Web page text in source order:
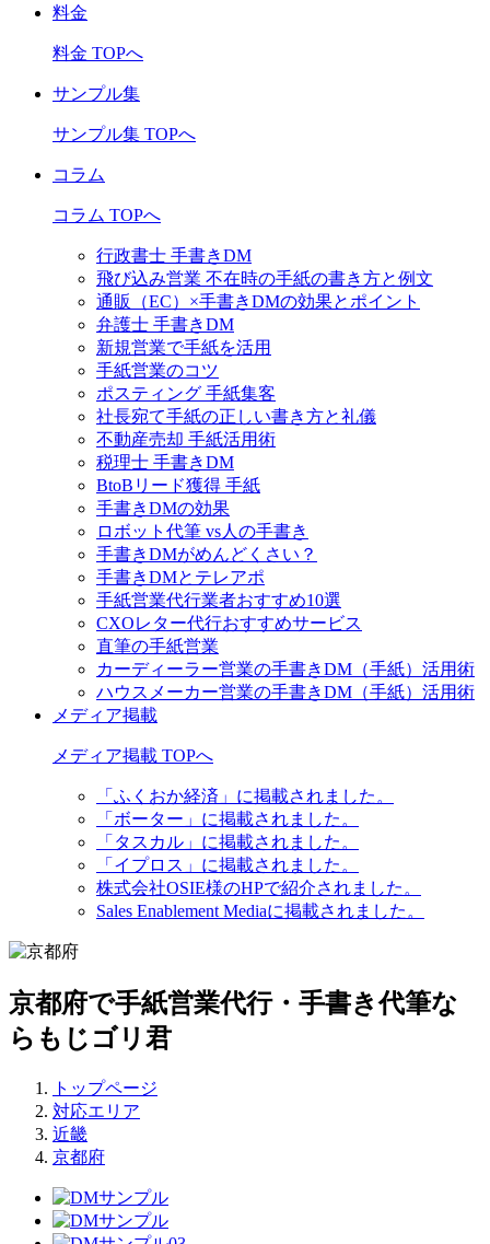
料金
料金 TOPへ
サンプル集
サンプル集 TOPへ
コラム
コラム TOPへ
行政書士 手書きDM
飛び込み営業 不在時の手紙の書き方と例文
通販（EC）×手書きDMの効果とポイント
弁護士 手書きDM
新規営業で手紙を活用
手紙営業のコツ
ポスティング 手紙集客
社長宛て手紙の正しい書き方と礼儀
不動産売却 手紙活用術
税理士 手書きDM
BtoBリード獲得 手紙
手書きDMの効果
ロボット代筆 vs人の手書き
手書きDMがめんどくさい？
手書きDMとテレアポ
手紙営業代行業者おすすめ10選
CXOレター代行おすすめサービス
直筆の手紙営業
カーディーラー営業の手書きDM（手紙）活用術
ハウスメーカー営業の手書きDM（手紙）活用術
メディア掲載
メディア掲載 TOPへ
「ふくおか経済」に掲載されました。
「ボーター」に掲載されました。
「タスカル」に掲載されました。
「イプロス」に掲載されました。
株式会社OSIE様のHPで紹介されました。
Sales Enablement Mediaに掲載されました。
京都府で手紙営業代行・手書き代筆な
らもじゴリ君
トップページ
対応エリア
近畿
京都府